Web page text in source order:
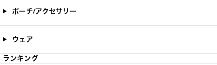
ポーチ/アクセサリー
ウェア
ランキング